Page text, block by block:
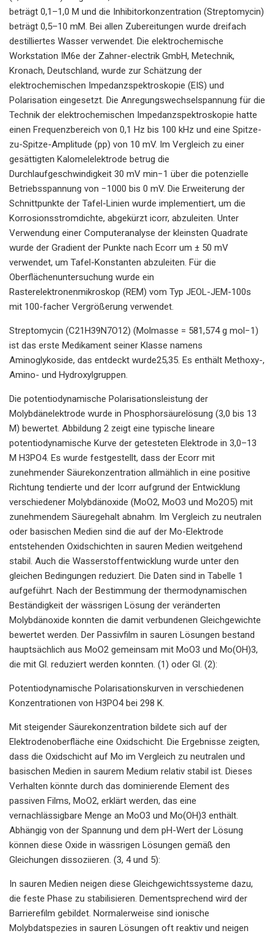
beträgt 0,1–1,0 M und die Inhibitorkonzentration (Streptomycin)
beträgt 0,5–10 mM. Bei allen Zubereitungen wurde dreifach
destilliertes Wasser verwendet. Die elektrochemische
Workstation IM6e der Zahner-electrik GmbH, Metechnik,
Kronach, Deutschland, wurde zur Schätzung der
elektrochemischen Impedanzspektroskopie (EIS) und
Polarisation eingesetzt. Die Anregungswechselspannung für die
Technik der elektrochemischen Impedanzspektroskopie hatte
einen Frequenzbereich von 0,1 Hz bis 100 kHz und eine Spitze-
zu-Spitze-Amplitude (pp) von 10 mV. Im Vergleich zu einer
gesättigten Kalomelelektrode betrug die
Durchlaufgeschwindigkeit 30 mV min−1 über die potenzielle
Betriebsspannung von −1000 bis 0 mV. Die Erweiterung der
Schnittpunkte der Tafel-Linien wurde implementiert, um die
Korrosionsstromdichte, abgekürzt icorr, abzuleiten. Unter
Verwendung einer Computeranalyse der kleinsten Quadrate
wurde der Gradient der Punkte nach Ecorr um ± 50 mV
verwendet, um Tafel-Konstanten abzuleiten. Für die
Oberflächenuntersuchung wurde ein
Rasterelektronenmikroskop (REM) vom Typ JEOL-JEM-100s
mit 100-facher Vergrößerung verwendet.
Streptomycin (C21H39N7O12) (Molmasse = 581,574 g mol−1)
ist das erste Medikament seiner Klasse namens
Aminoglykoside, das entdeckt wurde25,35. Es enthält Methoxy-,
Amino- und Hydroxylgruppen.
Die potentiodynamische Polarisationsleistung der
Molybdänelektrode wurde in Phosphorsäurelösung (3,0 bis 13
M) bewertet. Abbildung 2 zeigt eine typische lineare
potentiodynamische Kurve der getesteten Elektrode in 3,0–13
M H3PO4. Es wurde festgestellt, dass der Ecorr mit
zunehmender Säurekonzentration allmählich in eine positive
Richtung tendierte und der Icorr aufgrund der Entwicklung
verschiedener Molybdänoxide (MoO2, MoO3 und Mo2O5) mit
zunehmendem Säuregehalt abnahm. Im Vergleich zu neutralen
oder basischen Medien sind die auf der Mo-Elektrode
entstehenden Oxidschichten in sauren Medien weitgehend
stabil. Auch die Wasserstoffentwicklung wurde unter den
gleichen Bedingungen reduziert. Die Daten sind in Tabelle 1
aufgeführt. Nach der Bestimmung der thermodynamischen
Beständigkeit der wässrigen Lösung der veränderten
Molybdänoxide konnten die damit verbundenen Gleichgewichte
bewertet werden. Der Passivfilm in sauren Lösungen bestand
hauptsächlich aus MoO2 gemeinsam mit MoO3 und Mo(OH)3,
die mit Gl. reduziert werden konnten. (1) oder Gl. (2):
Potentiodynamische Polarisationskurven in verschiedenen
Konzentrationen von H3PO4 bei 298 K.
Mit steigender Säurekonzentration bildete sich auf der
Elektrodenoberfläche eine Oxidschicht. Die Ergebnisse zeigten,
dass die Oxidschicht auf Mo im Vergleich zu neutralen und
basischen Medien in saurem Medium relativ stabil ist. Dieses
Verhalten könnte durch das dominierende Element des
passiven Films, MoO2, erklärt werden, das eine
vernachlässigbare Menge an MoO3 und Mo(OH)3 enthält.
Abhängig von der Spannung und dem pH-Wert der Lösung
können diese Oxide in wässrigen Lösungen gemäß den
Gleichungen dissoziieren. (3, 4 und 5):
In sauren Medien neigen diese Gleichgewichtssysteme dazu,
die feste Phase zu stabilisieren. Dementsprechend wird der
Barrierefilm gebildet. Normalerweise sind ionische
Molybdatspezies in sauren Lösungen oft reaktiv und neigen